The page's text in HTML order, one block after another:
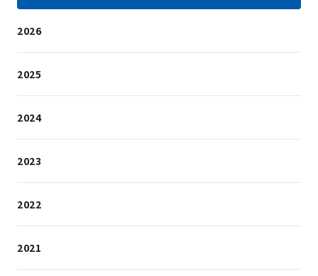
2026
2025
2024
2023
2022
2021